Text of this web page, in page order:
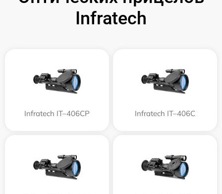
Infratech
Infratech IT–406СP Infratech IT–406С